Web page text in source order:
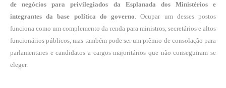
de negócios para privilegiados da Esplanada dos Ministérios e
integrantes da base política do governo. Ocupar um desses postos
funciona como um complemento da renda para ministros, secretários e altos
funcionários públicos, mas também pode ser um prêmio de consolação para
parlamentares e candidatos a cargos majoritários que não conseguiram se
eleger.